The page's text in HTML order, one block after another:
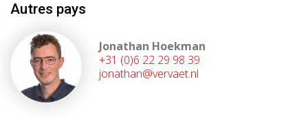
Autres pays
Jonathan Hoekman
+31 (0)6 22 29 98 39
jonathan@vervaet.nl